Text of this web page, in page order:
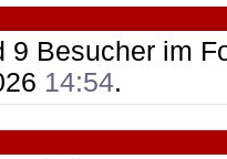
9 Besucher im
14:54.